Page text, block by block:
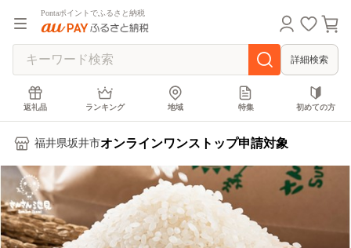
Pontaポイントでふるさと納税
詳細検索
返礼品 ランキング 地域 特集 初めての方
福井県坂井市オンラインワンストップ申請対象